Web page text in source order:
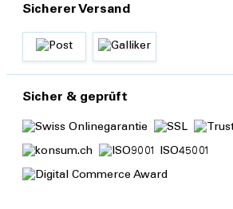
Sicherer Versand
Sicher & geprüft